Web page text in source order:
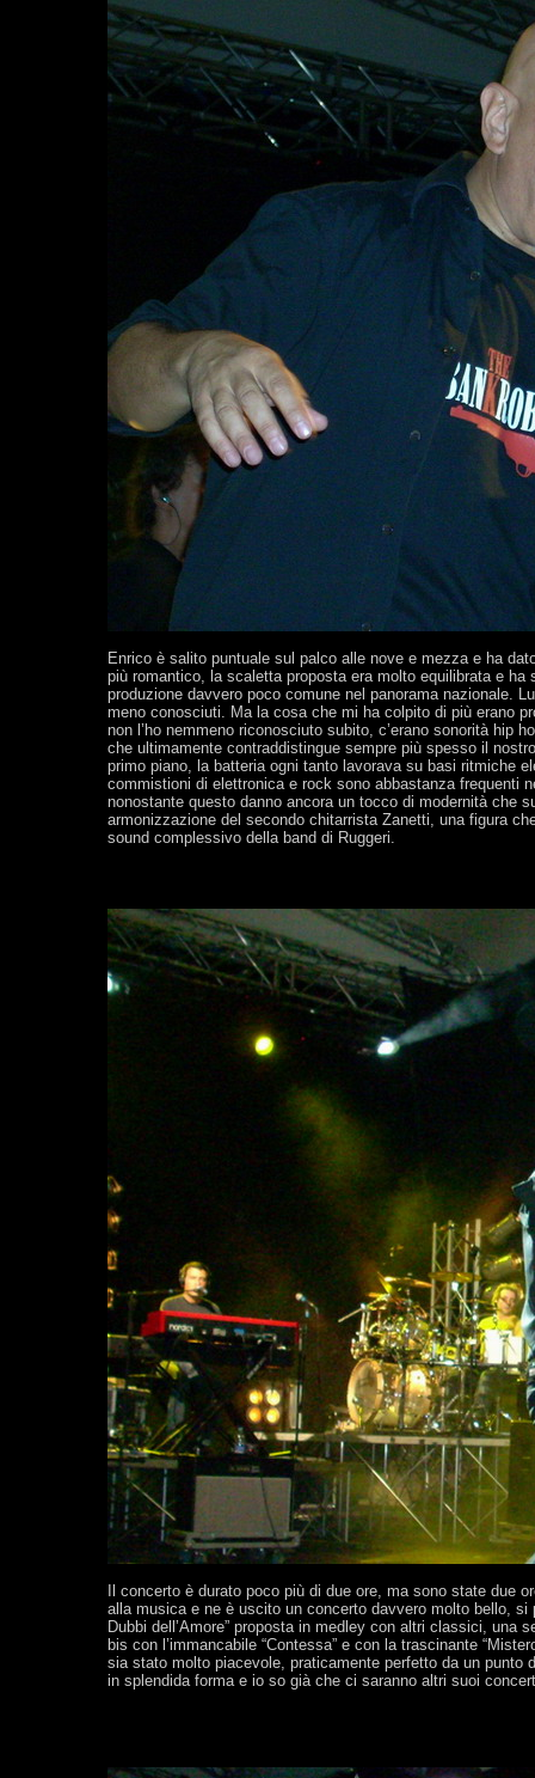
Enrico è salito puntuale sul palco alle nove e mezza e ha
più romantico, la scaletta proposta era molto equilibrata e
produzione davvero poco comune nel panorama nazionale.
meno conosciuti. Ma la cosa che mi ha colpito di più erano
non l’ho nemmeno riconosciuto subito, c’erano sonorità hip
che ultimamente contraddistingue sempre più spesso il
primo piano, la batteria ogni tanto lavorava su basi ritmiche
commistioni di elettronica e rock sono abbastanza frequenti
nonostante questo danno ancora un tocco di modernità che
armonizzazione del secondo chitarrista Zanetti, una figura
sound complessivo della band di Ruggeri.
Il concerto è durato poco più di due ore, ma sono state due
alla musica e ne è uscito un concerto davvero molto bello, si
Dubbi dell’Amore” proposta in medley con altri classici, una
bis con l’immancabile “Contessa” e con la trascinante
sia stato molto piacevole, praticamente perfetto da un
in splendida forma e io so già che ci saranno altri suoi